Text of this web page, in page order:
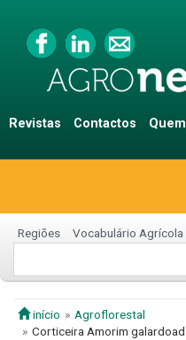
Revistas Contactos
Regiões Vocabulário Agrícola
início
Agroflorestal
Corticeira Amorim